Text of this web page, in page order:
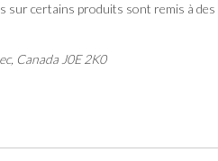
sur certains produits sont remis à des
CanadaJ0E 2K0